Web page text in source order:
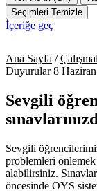
Seçimleri Temizle
İçeriğe geç
Ana Sayfa /
Duyurular 8
Sevgili
Sevgili
problemleri
alabilirsiniz.
öncesinde OYS